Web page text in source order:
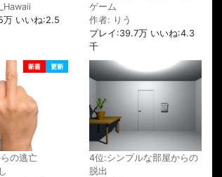
万 いいね:2.5
ゲーム
作者: りう
プレイ:39.7万 いいね:4.3
千
の逃亡
4位:シンプルな部屋からの
脱出